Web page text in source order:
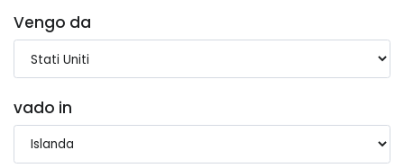
Vengo da
vado in